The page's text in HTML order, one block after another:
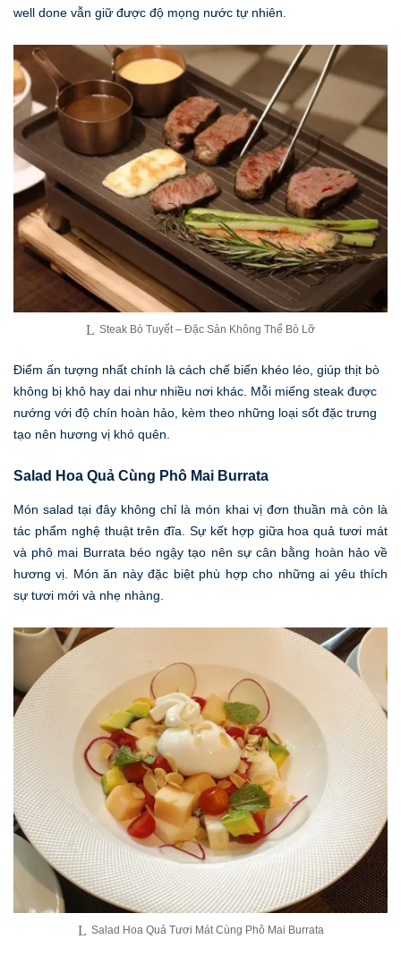
well done vẫn giữ được độ mọng nước tự nhiên.
Steak Bò Tuyết – Đặc Sản Không Thể Bỏ Lỡ
Điểm ấn tượng nhất chính là cách chế biến khéo léo, giúp thịt bò
không bị khô hay dai như nhiều nơi khác. Mỗi miếng steak được
nướng với độ chín hoàn hảo, kèm theo những loại sốt đặc trưng
tạo nên hương vị khó quên.
Salad Hoa Quả Cùng Phô Mai Burrata
Món salad tại đây không chỉ là món khai vị đơn thuần mà còn là
tác phẩm nghệ thuật trên đĩa. Sự kết hợp giữa hoa quả tươi mát
và phô mai Burrata béo ngậy tạo nên sự cân bằng hoàn hảo về
hương vị. Món ăn này đặc biệt phù hợp cho những ai yêu thích
sự tươi mới và nhẹ nhàng.
Salad Hoa Quả Tươi Mát Cùng Phô Mai Burrata